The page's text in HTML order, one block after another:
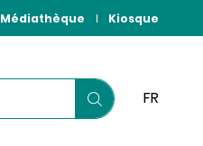
Médiathèque Kiosque
Lancer
FR